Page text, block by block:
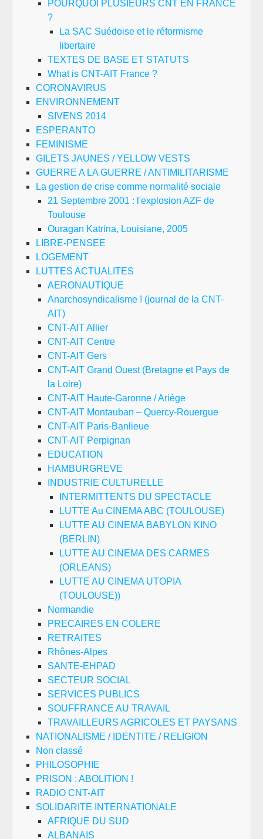
POURQUOI PLUSIEURS CNT EN FRANCE
?
La SAC Suédoise et le réformisme
libertaire
TEXTES DE BASE ET STATUTS
What is CNT-AIT France ?
CORONAVIRUS
ENVIRONNEMENT
SIVENS 2014
ESPERANTO
FEMINISME
GILETS JAUNES / YELLOW VESTS
GUERRE A LA GUERRE / ANTIMILITARISME
La gestion de crise comme normalité sociale
21 Septembre 2001 : l'explosion AZF de
Toulouse
Ouragan Katrina, Louisiane, 2005
LIBRE-PENSEE
LOGEMENT
LUTTES ACTUALITES
AERONAUTIQUE
Anarchosyndicalisme ! (journal de la CNT-
AIT)
CNT-AIT Allier
CNT-AIT Centre
CNT-AIT Gers
CNT-AIT Grand Ouest (Bretagne et Pays de
la Loire)
CNT-AIT Haute-Garonne / Ariège
CNT-AIT Montauban – Quercy-Rouergue
CNT-AIT Paris-Banlieue
CNT-AIT Perpignan
EDUCATION
HAMBURGREVE
INDUSTRIE CULTURELLE
INTERMITTENTS DU SPECTACLE
LUTTE Au CINEMA ABC (TOULOUSE)
LUTTE AU CINEMA BABYLON KINO
(BERLIN)
LUTTE AU CINEMA DES CARMES
(ORLEANS)
LUTTE AU CINEMA UTOPIA
(TOULOUSE))
Normandie
PRECAIRES EN COLERE
RETRAITES
Rhônes-Alpes
SANTE-EHPAD
SECTEUR SOCIAL
SERVICES PUBLICS
SOUFFRANCE AU TRAVAIL
TRAVAILLEURS AGRICOLES ET PAYSANS
NATIONALISME / IDENTITE / RELIGION
Non classé
PHILOSOPHIE
PRISON : ABOLITION !
RADIO CNT-AIT
SOLIDARITE INTERNATIONALE
AFRIQUE DU SUD
ALBANAIS